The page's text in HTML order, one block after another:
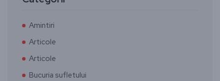
Amintiri
Articole
Articole
Bucuria sufletului